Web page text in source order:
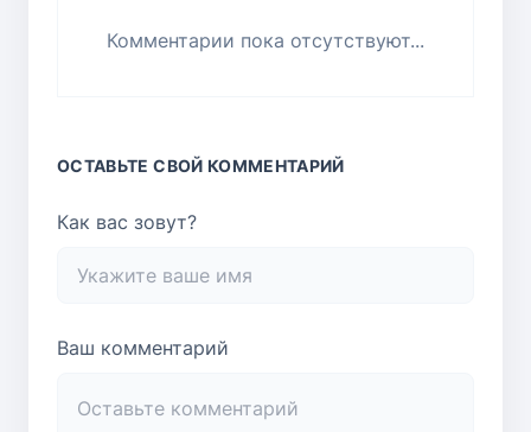
Комментарии пока отсутствуют...
ОСТАВЬТЕ СВОЙ КОММЕНТАРИЙ
Как вас зовут?
Ваш комментарий